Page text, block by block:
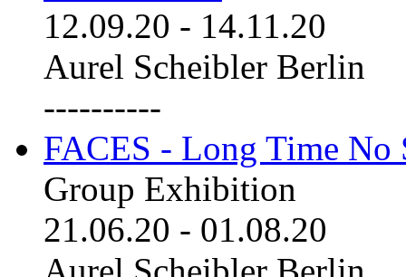
12.09.20 - 14.11.20
Aurel Scheibler Berlin
----------
FACES - Long Time No
Group Exhibition
21.06.20 - 01.08.20